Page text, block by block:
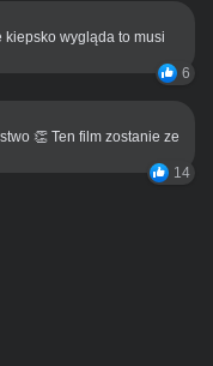
kiepsko wygląda to musi
6
👏 Ten film zostanie ze
14